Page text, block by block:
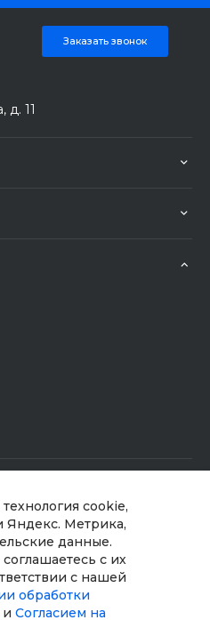
cookie,
Яндекс. Метрика,
данные.
с их
с нашей
обработки
и Согласием на
Заказать звонок
д. 11
сетях